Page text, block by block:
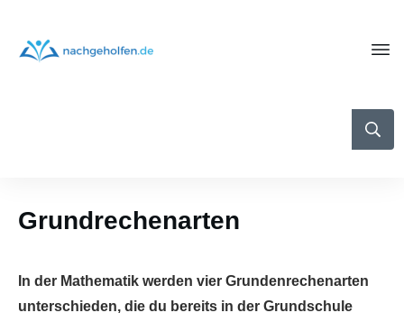
Grundrechenarten
In der Mathematik werden vier Grundenrechenarten
unterschieden, die du bereits in der Grundschule